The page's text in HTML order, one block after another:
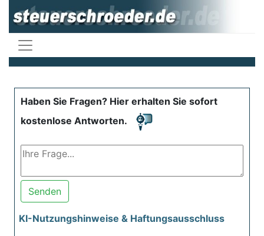
Haben Sie Fragen? Hier erhalten Sie sofort
kostenlose Antworten.
Senden
KI-Nutzungshinweise & Haftungsausschluss